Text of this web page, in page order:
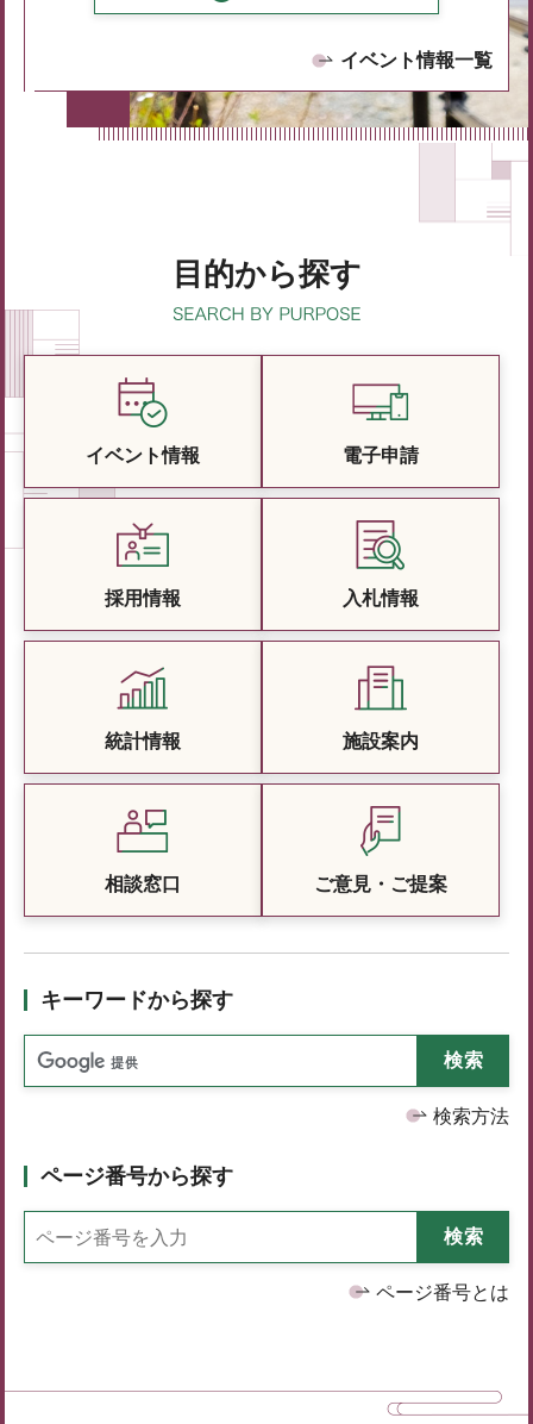
イベント情報一覧
目的から探す
イベント情報 電子申請
採用情報 入札情報
統計情報 施設案内
相談窓口 ご意見・ご提案
キーワードから探す
検索方法
ページ番号から探す
ページ番号とは